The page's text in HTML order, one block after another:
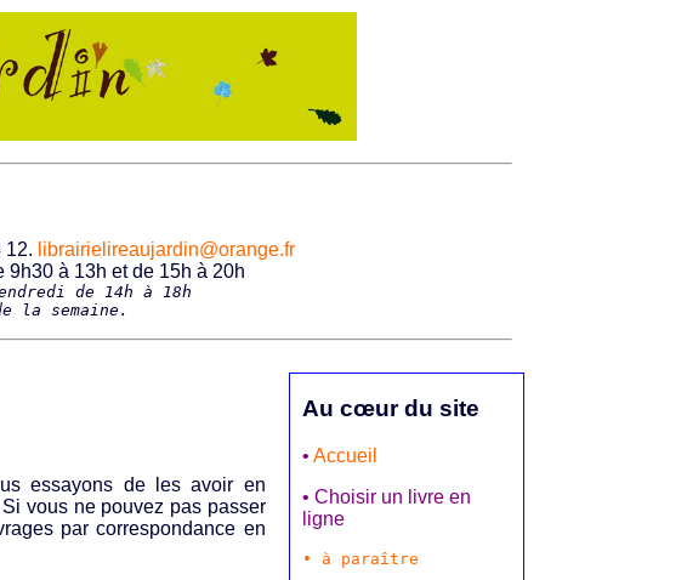
12. librairielireaujardin@orange.fr
9h30 à 13h et de 15h à 20h
de 14h à 18h
la semaine.
Au cœur du site
• Accueil
• Choisir un livre en
ligne
• à paraître
essayons de les avoir en
vous ne pouvez pas passer
par correspondance en